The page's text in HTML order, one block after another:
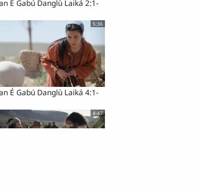
É Gabú Danglù Laiká 2:1-
5:36
É Gabú Danglù Laiká 4:1-
4:47